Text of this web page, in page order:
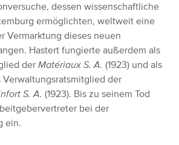
dessen wissenschaftliche
ermöglichten, weltweit eine
Vermarktung dieses neuen
Hastert fungierte außerdem als
der Matériaux S. A. (1923) und als
der
S. A. (1923). Bis zu seinem Tod
bei der
ein.